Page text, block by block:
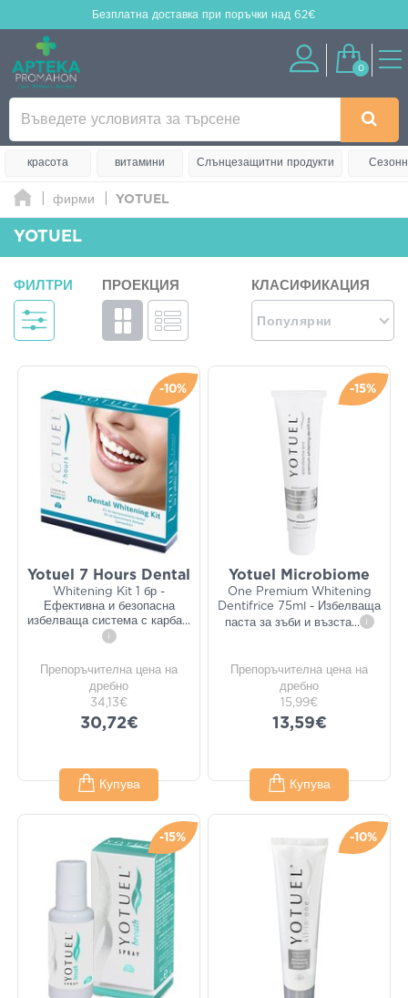
Безплатна доставка при поръчки над 62€
0
красота витамини Слънцезащитни продукти
фирми YOTUEL
YOTUEL
ФИЛТРИ ПРОЕКЦИЯ КЛАСИФИКАЦИЯ
Популярни
-10%
Yotuel 7 Hours Dental
Whitening Kit 1 бр -
Ефективна и безопасна
избелваща система с карба...
i
Препоръчителна цена на
дребно
34,13€
30,72€
Купува
-15%
Yotuel Microbiome
One Premium Whitening
Dentifrice 75ml - Избелваща
паста за зъби и възста... i
Препоръчителна цена на
дребно
15,99€
13,59€
Купува
-15% -10%